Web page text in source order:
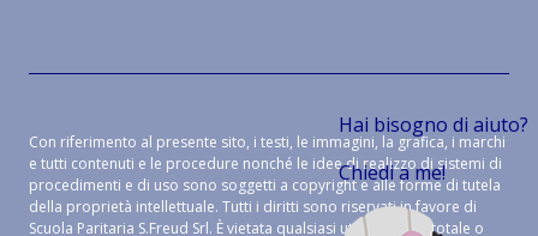
Hai bisogno di aiuto?
Chiedi a me!
Con riferimento al presente sito, i testi, le immagini, la grafica, i marchi
e tutti contenuti e le procedure nonché le idee di realizzo di sistemi di
procedimenti e di uso sono soggetti a copyright e alle forme di tutela
della proprietà intellettuale. Tutti i diritti sono riservati in favore di
Scuola Paritaria S.Freud Srl. È vietata qualsiasi utilizzazione, totale o